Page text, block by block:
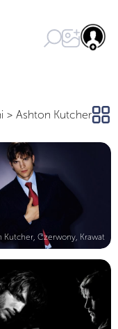
> Ashton Kutcher
Kutcher, Czerwony, Krawat